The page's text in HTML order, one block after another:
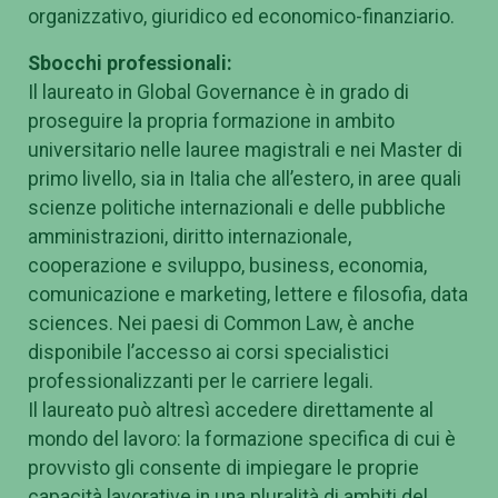
organizzativo, giuridico ed economico-finanziario.
Sbocchi professionali:
Il laureato in Global Governance è in grado di
proseguire la propria formazione in ambito
universitario nelle lauree magistrali e nei Master di
primo livello, sia in Italia che all’estero, in aree quali
scienze politiche internazionali e delle pubbliche
amministrazioni, diritto internazionale,
cooperazione e sviluppo, business, economia,
comunicazione e marketing, lettere e filosofia, data
sciences. Nei paesi di Common Law, è anche
disponibile l’accesso ai corsi specialistici
professionalizzanti per le carriere legali.
Il laureato può altresì accedere direttamente al
mondo del lavoro: la formazione specifica di cui è
provvisto gli consente di impiegare le proprie